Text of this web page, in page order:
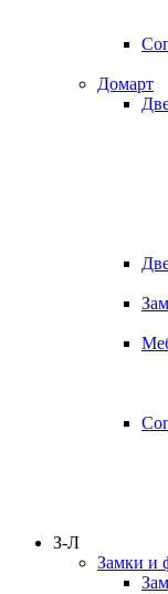
Домарт
З-Л
Замки и